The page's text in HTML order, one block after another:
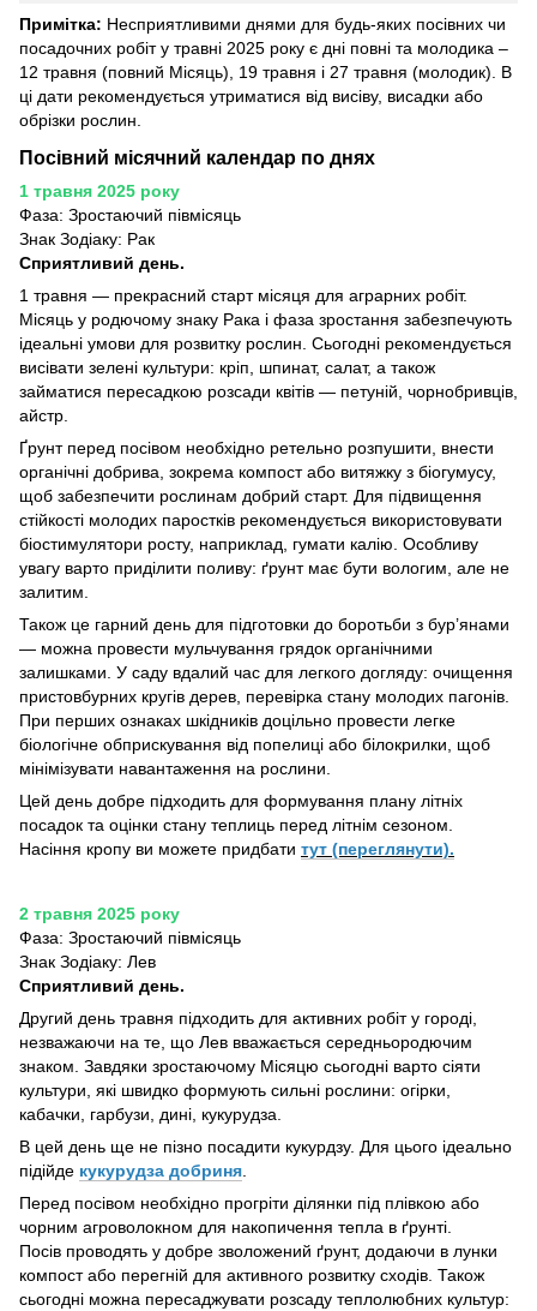
Примітка: Несприятливими днями для будь-яких посівних чи
посадочних робіт у травні 2025 року є дні повні та молодика –
12 травня (повний Місяць), 19 травня і 27 травня (молодик). В
ці дати рекомендується утриматися від висіву, висадки або
обрізки рослин.
Посівний місячний календар по днях
1 травня 2025 року
Фаза: Зростаючий півмісяць
Знак Зодіаку: Рак
Сприятливий день.
1 травня — прекрасний старт місяця для аграрних робіт.
Місяць у родючому знаку Рака і фаза зростання забезпечують
ідеальні умови для розвитку рослин. Сьогодні рекомендується
висівати зелені культури: кріп, шпинат, салат, а також
займатися пересадкою розсади квітів — петуній, чорнобривців,
айстр.
Ґрунт перед посівом необхідно ретельно розпушити, внести
органічні добрива, зокрема компост або витяжку з біогумусу,
щоб забезпечити рослинам добрий старт. Для підвищення
стійкості молодих паростків рекомендується використовувати
біостимулятори росту, наприклад, гумати калію. Особливу
увагу варто приділити поливу: ґрунт має бути вологим, але не
залитим.
Також це гарний день для підготовки до боротьби з бур’янами
— можна провести мульчування грядок органічними
залишками. У саду вдалий час для легкого догляду: очищення
пристовбурних кругів дерев, перевірка стану молодих пагонів.
При перших ознаках шкідників доцільно провести легке
біологічне обприскування від попелиці або білокрилки, щоб
мінімізувати навантаження на рослини.
Цей день добре підходить для формування плану літніх
посадок та оцінки стану теплиць перед літнім сезоном.
Насіння кропу ви можете придбати тут (переглянути).
2 травня 2025 року
Фаза: Зростаючий півмісяць
Знак Зодіаку: Лев
Сприятливий день.
Другий день травня підходить для активних робіт у городі,
незважаючи на те, що Лев вважається середньородючим
знаком. Завдяки зростаючому Місяцю сьогодні варто сіяти
культури, які швидко формують сильні рослини: огірки,
кабачки, гарбузи, дині, кукурудза.
В цей день ще не пізно посадити кукурдзу. Для цього ідеально
підійде кукурудза добриня
Перед посівом необхідно прогріти ділянки під плівкою або
чорним агроволокном для накопичення тепла в ґрунті.
Посів проводять у добре зволожений ґрунт, додаючи в лунки
компост або перегній для активного розвитку сходів. Також
сьогодні можна пересаджувати розсаду теплолюбних культур: